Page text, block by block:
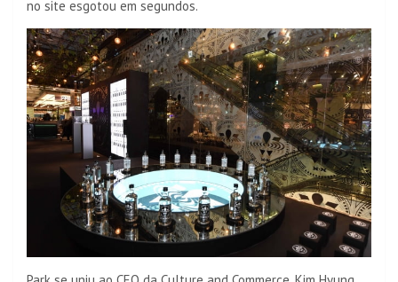
no site esgotou em segundos.